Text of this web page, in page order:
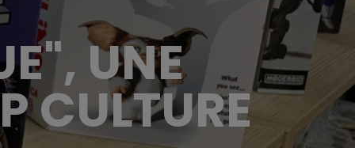
UNE
CULTURE